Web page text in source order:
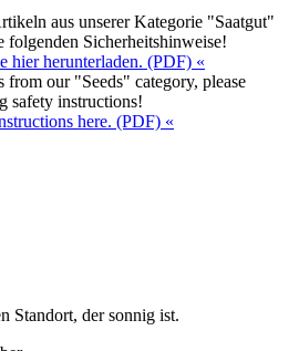
aus unserer Kategorie "Saatgut"
folgenden Sicherheitshinweise!
hier herunterladen. (PDF) «
from our "Seeds" category, please
safety instructions!
here. (PDF) «
Standort, der sonnig ist.